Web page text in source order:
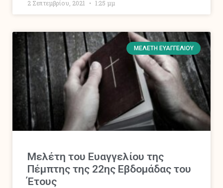
2 Σεπτεμβρίου, 2021 1:25 μμ
ΜΕΛΈΤΗ ΕΥΑΓΓΕΛΊΟΥ
Μελέτη του Ευαγγελίου της
Πέμπτης της 22ης Εβδομάδας του
Έτους